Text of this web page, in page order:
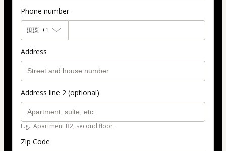
Phone number
🇺🇸 +1
Address
Address line 2 (optional)
E.g.: Apartment B2, second floor.
Zip Code